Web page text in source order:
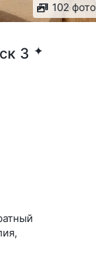
102 фото
3 ✦